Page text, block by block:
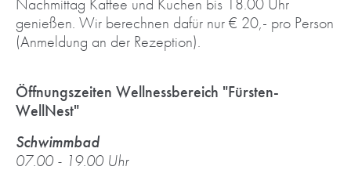
genießen. Wir berechnen dafür nur € 20,- pro Person
(Anmeldung an der Rezeption).
Öffnungszeiten Wellnessbereich "Fürsten-
WellNest"
Schwimmbad
07.00 - 19.00 Uhr